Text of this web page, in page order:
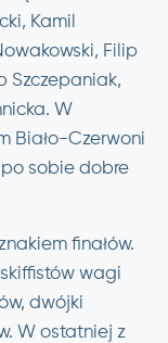
Kamil
Filip
Szczepaniak,
W
Biało-Czerwoni
sobie dobre
finałów.
wagi
dwójki
W ostatniej z